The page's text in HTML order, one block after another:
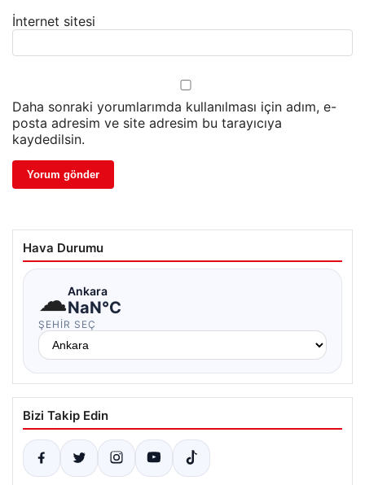
İnternet sitesi
Daha sonraki yorumlarımda kullanılması için adım, e-
posta adresim ve site adresim bu tarayıcıya
kaydedilsin.
Hava Durumu
☁Ankara
NaN°C
ŞEHIR SEÇ
Bizi Takip Edin